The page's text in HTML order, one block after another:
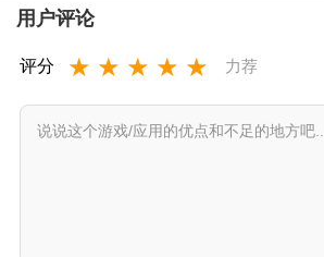
用户评论
评分 ★ ★ ★ ★ ★ 力荐